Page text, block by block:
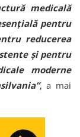
medicală
pentru
reducerea
și pentru
moderne
, a mai